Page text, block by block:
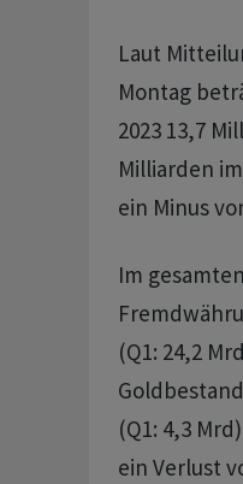
Laut
Montag
2023 13,7
Milliarden
ein Minus
Im
(Q1: 24,2
(Q1: 4,3
ein Verlust